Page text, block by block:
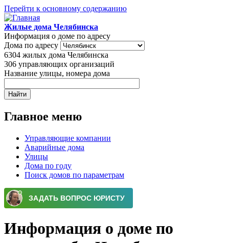
Перейти к основному содержанию
Жилые дома Челябинска
Информация о доме по адресу
Дома по адресу
6304 жилых дома Челябинска
306 управляющих организаций
Название улицы, номера дома
Главное меню
Управляющие компании
Аварийные дома
Улицы
Дома по году
Поиск домов по параметрам
Информация о доме по